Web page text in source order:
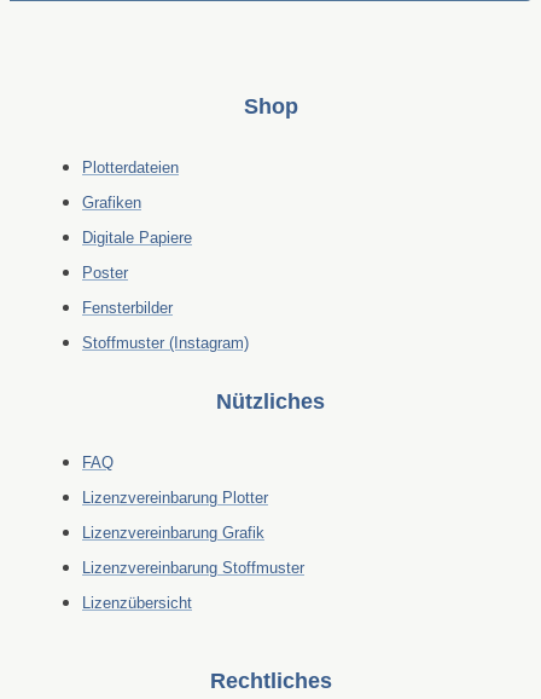
Shop
Plotterdateien
Grafiken
Digitale Papiere
Poster
Fensterbilder
Stoffmuster (Instagram)
Nützliches
FAQ
Lizenzvereinbarung Plotter
Lizenzvereinbarung Grafik
Lizenzvereinbarung Stoffmuster
Lizenzübersicht
Rechtliches